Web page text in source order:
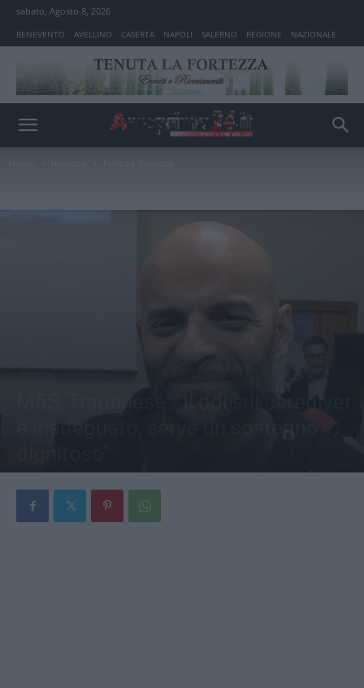
sabato, Agosto 8, 2026
BENEVENTO AVELLINO CASERTA NAPOLI SALERNO REGIONE NAZIONALE
M5S, Trapanese: “Il ddl sui caregiver